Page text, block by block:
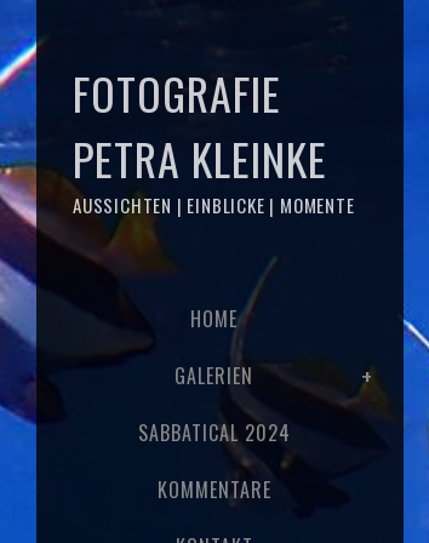
FOTOGRAFIE
PETRA KLEINKE
AUSSICHTEN | EINBLICKE | MOMENTE
HOME
GALERIEN
SABBATICAL 2024
KOMMENTARE